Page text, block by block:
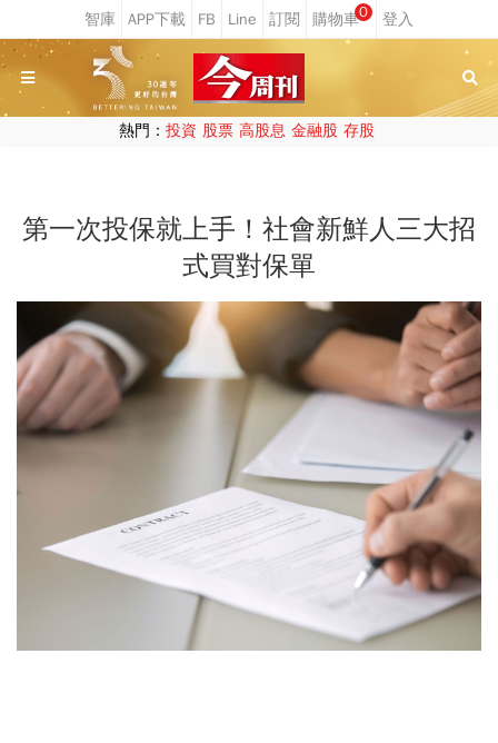
0
熱門： 投資 股票 高股息 金融股 存股
第一次投保就上手！社會新鮮人三大招
式買對保單